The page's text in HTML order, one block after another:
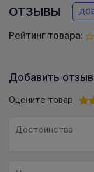
ОТЗЫВЫ
Рейтинг товара:
Добавить отзыв
Оцените товар